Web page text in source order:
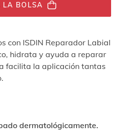
BOLSA
con ISDIN Reparador Labial
hidrata y ayuda a reparar
facilita la aplicación tantas
dermatológicamente.